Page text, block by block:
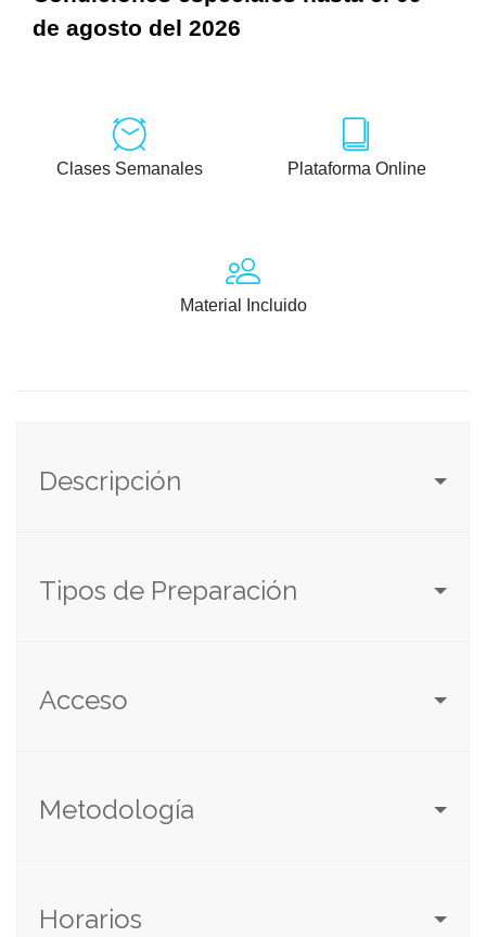
de agosto del 2026
Clases Semanales Plataforma Online
Material Incluido
Descripción
Tipos de Preparación
Acceso
Metodología
Horarios